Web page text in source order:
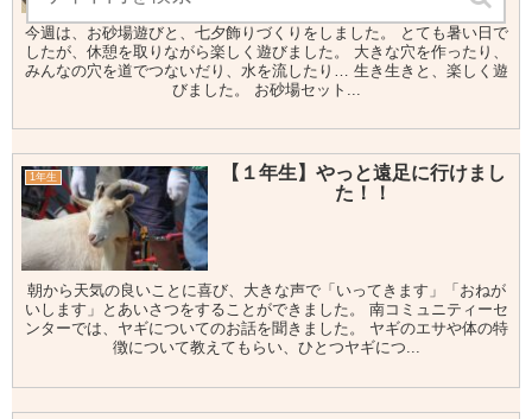
今週は、お砂場遊びと、七夕飾りづくりをしました。 とても暑い日で
したが、休憩を取りながら楽しく遊びました。 大きな穴を作ったり、
みんなの穴を道でつないだり、水を流したり… 生き生きと、楽しく遊
びました。 お砂場セット...
1年生
【１年生】やっと遠足に行けまし
た！！
朝から天気の良いことに喜び、大きな声で「いってきます」「おねが
いします」とあいさつをすることができました。 南コミュニティーセ
ンターでは、ヤギについてのお話を聞きました。 ヤギのエサや体の特
徴について教えてもらい、ひとつヤギにつ...